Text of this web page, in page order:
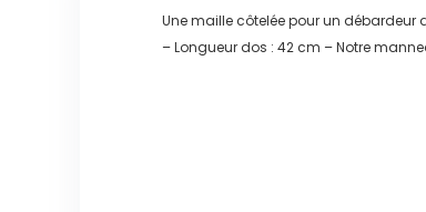
Une maille côtelée pour un débardeur
– Longueur dos : 42 cm – Notre